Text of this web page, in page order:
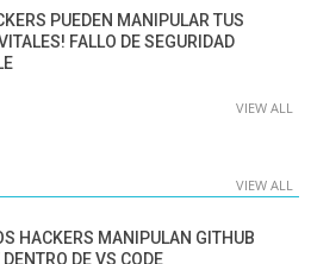
PUEDEN MANIPULAR TUS
FALLO DE SEGURIDAD
VIEW ALL
VIEW ALL
HACKERS MANIPULAN GITHUB
DE VS CODE